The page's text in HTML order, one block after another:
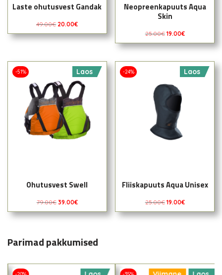
Laste ohutusvest Gandak
49.00€ 20.00€
Neopreenkapuuts Aqua
Skin
25.00€ 19.00€
-51% Laos
Ohutusvest Swell
79.00€ 39.00€
-24% Laos
Fliiskapuuts Aqua Unisex
25.00€ 19.00€
Parimad pakkumised